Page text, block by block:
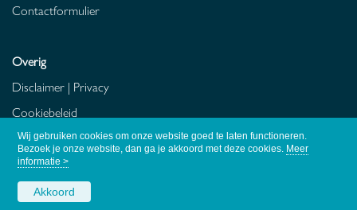
Wij gebruiken cookies om onze website goed te laten functioneren.
Bezoek je onze website, dan ga je akkoord met deze cookies. Meer
informatie >
Akkoord
Contactformulier
Overig
Disclaimer | Privacy
Cookiebeleid
Fraudebeleid